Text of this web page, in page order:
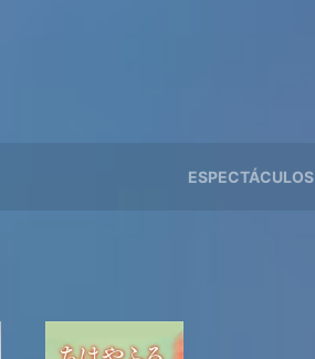
ESPECTÁCULOS